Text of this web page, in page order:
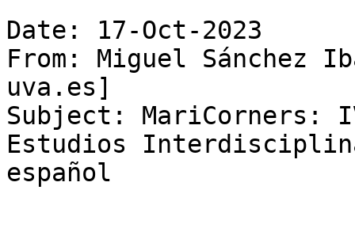
Date: 17-Oct-2023
From: Miguel Sánchez
uva.es]
Subject: MariCorners:
Estudios
español